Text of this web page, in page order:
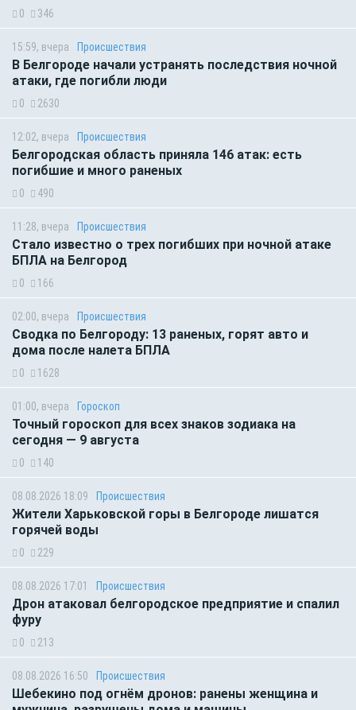
0 346
15:59, вчера Происшествия
В Белгороде начали устранять последствия ночной
атаки, где погибли люди
0 2630
12:02, вчера Происшествия
Белгородская область приняла 146 атак: есть
погибшие и много раненых
0 490
11:28, вчера Происшествия
Стало известно о трех погибших при ночной атаке
БПЛА на Белгород
0 166
02:00, вчера Происшествия
Сводка по Белгороду: 13 раненых, горят авто и
дома после налета БПЛА
0 1628
01:00, вчера Гороскоп
Точный гороскоп для всех знаков зодиака на
сегодня — 9 августа
0 140
08.08.2026 18:09 Происшествия
Жители Харьковской горы в Белгороде лишатся
горячей воды
0 229
08.08.2026 17:01 Происшествия
Дрон атаковал белгородское предприятие и спалил
фуру
0 213
08.08.2026 16:50 Происшествия
Шебекино под огнём дронов: ранены женщина и